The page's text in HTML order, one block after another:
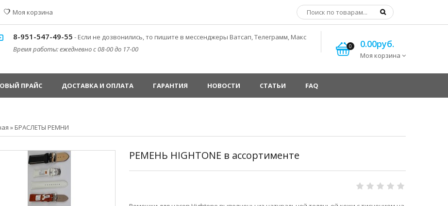
Моя корзина
8-951-547-49-55 - Если не дозвонились, то пишите в мессенджеры Ватсап, Телеграмм, Макс
Время работы: ежедневно с 08-00 до 17-00
0 0.00руб.
Моя корзина
ПРАЙС ДОСТАВКА И ОПЛАТА ГАРАНТИЯ НОВОСТИ СТАТЬИ FAQ
» БРАСЛЕТЫ РЕМНИ
РЕМЕНЬ HIGHTONE в ассортименте